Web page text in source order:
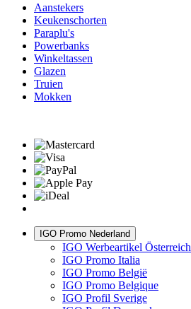
Aanstekers
Keukenschorten
Paraplu's
Powerbanks
Winkeltassen
Glazen
Truien
Mokken
IGO Promo Nederland
IGO Werbeartikel Österreich
IGO Promo Italia
IGO Promo België
IGO Promo Belgique
IGO Profil Sverige